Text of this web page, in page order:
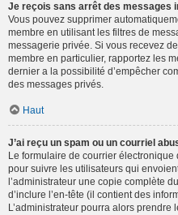
Je reçois sans arrêt des messages
Vous pouvez supprimer
membre en utilisant les filtres de
messagerie privée. Si vous recevez
membre en particulier, rapportez les
dernier a la possibilité d’empêcher
des messages privés.
Haut
J’ai reçu un spam ou un courriel
Le formulaire de courrier
pour suivre les utilisateurs qui
l’administrateur une copie complète
d’inclure l’en-tête (il contient des
L’administrateur pourra alors prendre